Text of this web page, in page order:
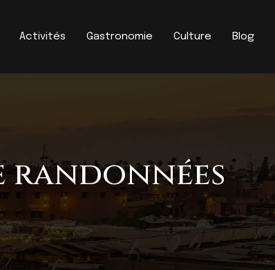
Activités Gastronomie Culture Blog
randonnées